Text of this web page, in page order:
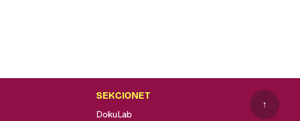
SEKCIONET
DokuLab
↑